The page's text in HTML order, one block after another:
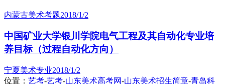
内蒙古美术考题2018/1/2
中国矿业大学银川学院电气工程及其自动化专业培
养目标（过程自动化方向）
宁夏美术专业2018/1/2
位置： 艺考-艺考-山东美术高考网-山东美术招生简章-青岛科